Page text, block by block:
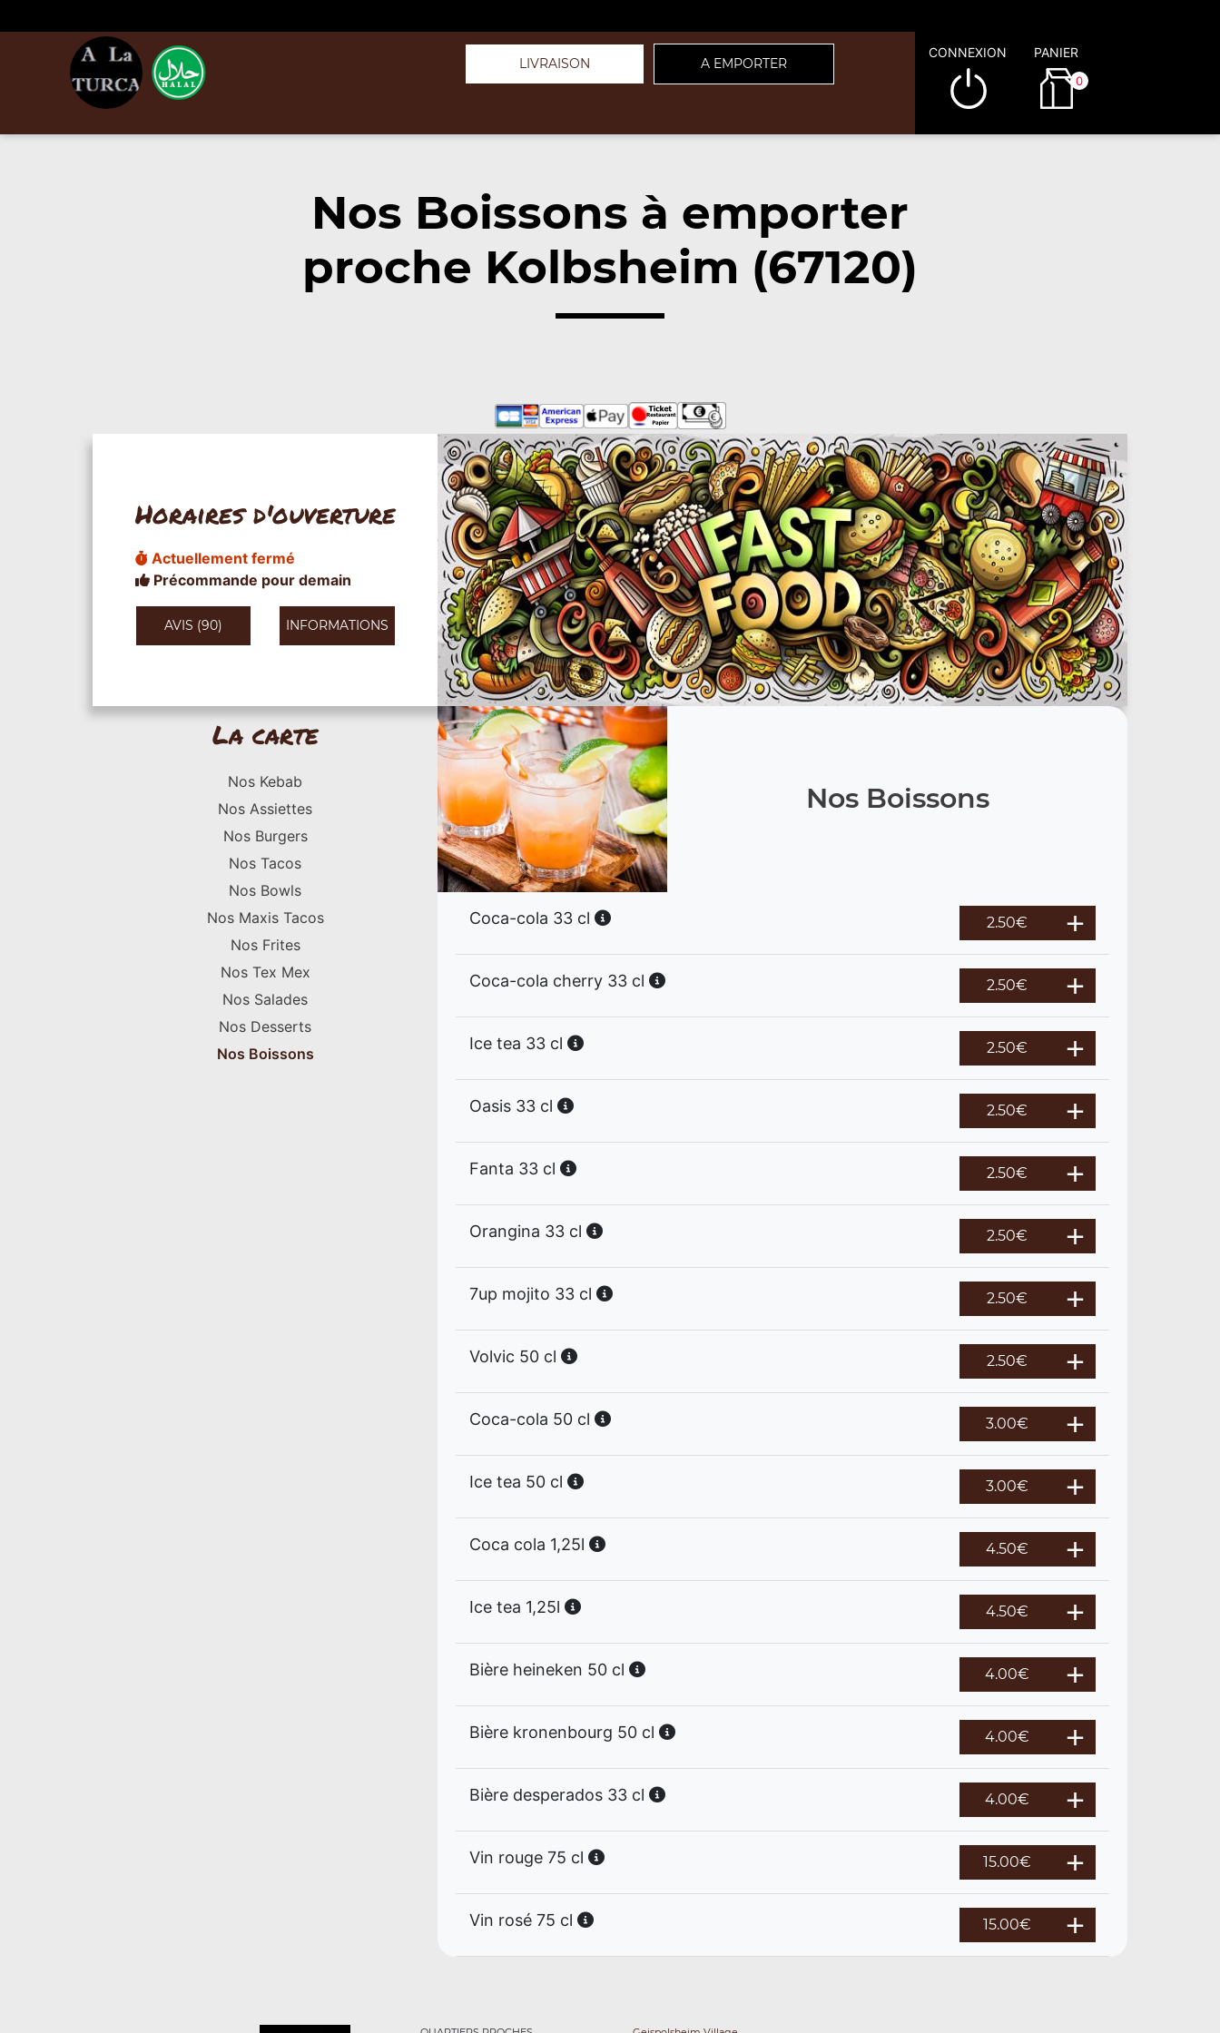
LIVRAISON A EMPORTER
CONNEXION PANIER
0
Nos Boissons à emporter
proche Kolbsheim (67120)
Horaires d'ouverture
Actuellement fermé
Précommande pour demain
AVIS (90) INFORMATIONS
La carte
Nos Kebab
Nos Assiettes
Nos Burgers
Nos Tacos
Nos Bowls
Nos Maxis Tacos
Nos Frites
Nos Tex Mex
Nos Salades
Nos Desserts
Nos Boissons
Nos Boissons
Coca-cola 33 cl 2.50€
Coca-cola cherry 33 cl 2.50€
Ice tea 33 cl 2.50€
Oasis 33 cl 2.50€
Fanta 33 cl 2.50€
Orangina 33 cl 2.50€
7up mojito 33 cl 2.50€
Volvic 50 cl 2.50€
Coca-cola 50 cl 3.00€
Ice tea 50 cl 3.00€
Coca cola 1,25l 4.50€
Ice tea 1,25l 4.50€
Bière heineken 50 cl 4.00€
Bière kronenbourg 50 cl 4.00€
Bière desperados 33 cl 4.00€
Vin rouge 75 cl 15.00€
Vin rosé 75 cl 15.00€